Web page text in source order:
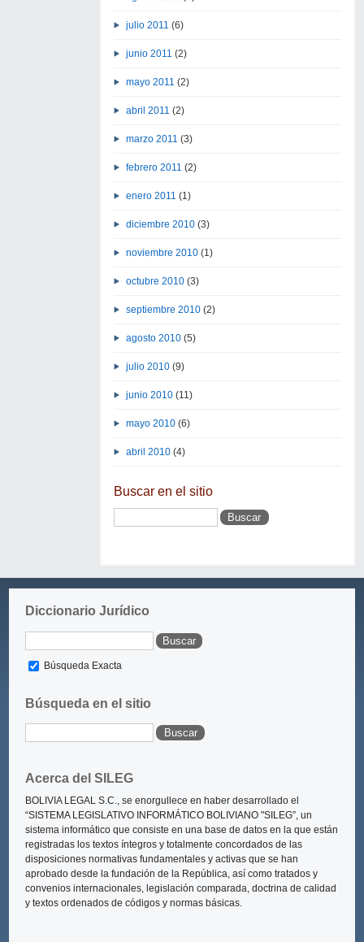
julio 2011 (6)
junio 2011 (2)
mayo 2011 (2)
abril 2011 (2)
marzo 2011 (3)
febrero 2011 (2)
enero 2011 (1)
diciembre 2010(3)
noviembre 2010(1)
octubre 2010(3)
septiembre 2010(2)
agosto 2010(5)
julio 2010(9)
junio 2010(11)
mayo 2010(6)
abril 2010(4)
Buscar en el sitio
Diccionario Jurídico
Búsqueda Exacta
Búsqueda en el sitio
Acerca del SILEG
BOLIVIA LEGAL S.C., se enorgullece en haber desarrollado el
“SISTEMA LEGISLATIVO INFORMÁTICO BOLIVIANO "SILEG”, un
sistema informático que consiste en una base de datos en la que están
registradas los textos íntegros y totalmente concordados de las
disposiciones normativas fundamentales y activas que se han
aprobado desde la fundación de la República, así como tratados y
convenios internacionales, legislación comparada, doctrina de calidad
y textos ordenados de códigos y normas básicas.